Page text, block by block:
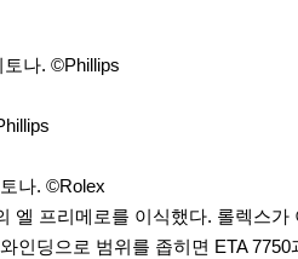
나. ©Phillips
나. ©Rolex
엘 프리메로를 이식했다. 롤렉스
인딩으로 범위를 좁히면 ETA